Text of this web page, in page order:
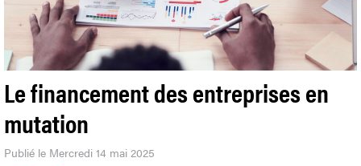
Le financement des entreprises en
mutation
Publié le Mercredi 14 mai 2025